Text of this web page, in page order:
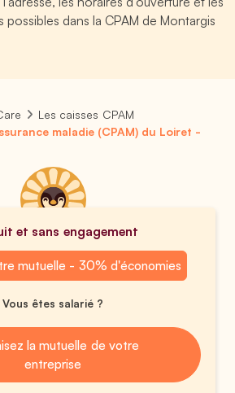
dans la CPAM de Montargis
Les caisses CPAM
maladie (CPAM) du Loiret -
et sans engagement
mutuelle - 30% d'économies
Vous êtes salarié ?
la mutuelle de votre
entreprise